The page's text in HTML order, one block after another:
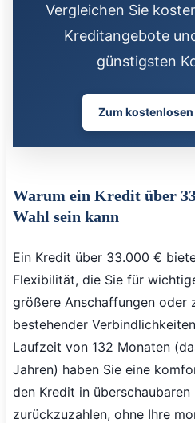
Vergleichen Sie
Kreditangebote
günstigsten
Zum
Warum ein Kredit über
Wahl sein kann
Ein Kredit über 33.000 €
Flexibilität, die Sie für
größere Anschaffungen oder
bestehender
Laufzeit von 132 Monaten
Jahren) haben Sie eine
den Kredit in
zurückzuzahlen, ohne Ihre